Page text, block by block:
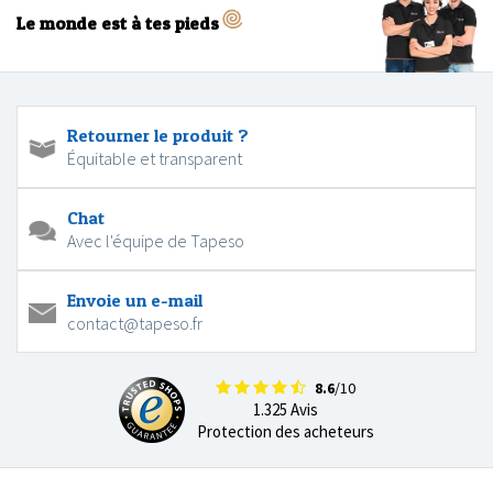
Le monde est à tes pieds
Retourner le produit ?
Équitable et transparent
Chat
Avec l'équipe de Tapeso
Envoie un e-mail
contact@tapeso.fr
8.6/10
1.325 Avis
Protection des acheteurs